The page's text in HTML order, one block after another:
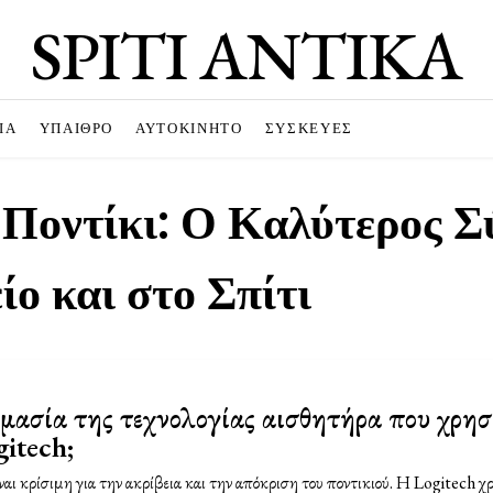
SPITI ANTIKA
ΥΠΑΙΘΡΟ ΑΥΤΟΚΊΝΗΤΟ ΣΥΣΚΕΥΈΣ
Ο Καλύτερος
και στο Σπίτι
της τεχνολογίας αισθητήρα που
κρίσιμη για την ακρίβεια και την απόκριση του ποντικιού. Η Logitech